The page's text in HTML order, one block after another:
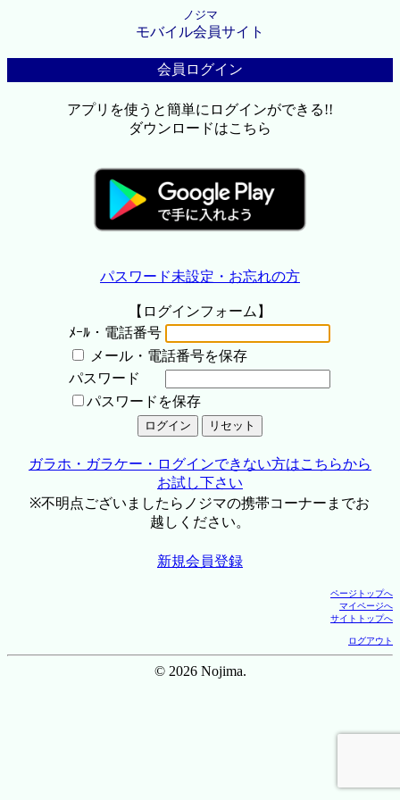
ノジマ
モバイル会員サイト
会員ログイン
アプリを使うと簡単にログインができる!!
ダウンロードはこちら
パスワード未設定・お忘れの方
【ログインフォーム】
ﾒｰﾙ・電話番号
メール・電話番号を保存
パスワード
パスワードを保存
ガラホ・ガラケー・ログインできない方はこちらから
お試し下さい
※不明点ございましたらノジマの携帯コーナーまでお
越しください。
新規会員登録
ページトップへ
マイページへ
サイトトップへ
ログアウト
© 2026 Nojima.